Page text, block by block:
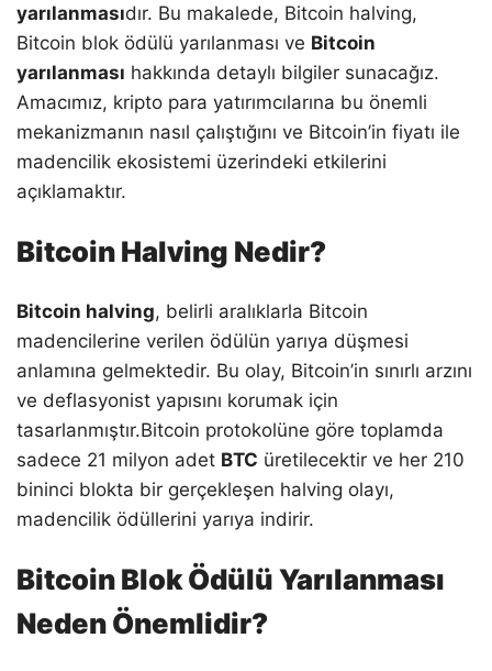
yarılanmasıdır. Bu makalede, Bitcoin halving,
Bitcoin blok ödülü yarılanması ve Bitcoin
yarılanması hakkında detaylı bilgiler sunacağız.
Amacımız, kripto para yatırımcılarına bu önemli
mekanizmanın nasıl çalıştığını ve Bitcoin’in fiyatı ile
madencilik ekosistemi üzerindeki etkilerini
açıklamaktır.
Bitcoin Halving Nedir?
Bitcoin halving, belirli aralıklarla Bitcoin
madencilerine verilen ödülün yarıya düşmesi
anlamına gelmektedir. Bu olay, Bitcoin’in sınırlı arzını
ve deflasyonist yapısını korumak için
tasarlanmıştır.Bitcoin protokolüne göre toplamda
sadece 21 milyon adet BTC üretilecektir ve her 210
bininci blokta bir gerçekleşen halving olayı,
madencilik ödüllerini yarıya indirir.
Bitcoin Blok Ödülü Yarılanması
Neden Önemlidir?